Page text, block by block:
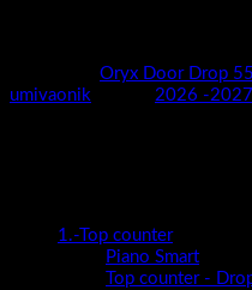
Oryx Door Drop
umivaonik
2026 -2027
1.-Top counter
Piano Smart
Top counter -